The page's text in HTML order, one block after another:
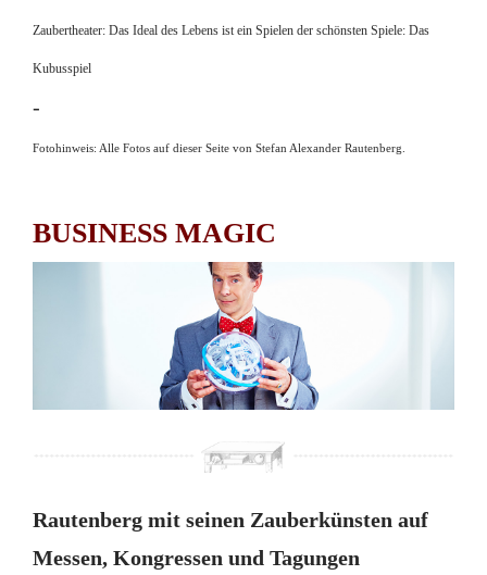
Zaubertheater: Das Ideal des Lebens ist ein Spielen der schönsten Spiele: Das
Kubusspiel
-
Fotohinweis: Alle Fotos auf dieser Seite von Stefan Alexander Rautenberg.
BUSINESS MAGIC
Rautenberg mit seinen Zauberkünsten auf
Messen, Kongressen und Tagungen